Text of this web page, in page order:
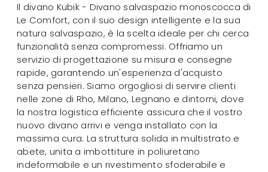
Il divano Kubik - Divano salvaspazio monoscocca di
Le Comfort, con il suo design intelligente e la sua
natura salvaspazio, è la scelta ideale per chi cerca
funzionalità senza compromessi. Offriamo un
servizio di progettazione su misura e consegne
rapide, garantendo un'esperienza d'acquisto
senza pensieri. Siamo orgogliosi di servire clienti
nelle zone di Rho, Milano, Legnano e dintorni, dove
la nostra logistica efficiente assicura che il vostro
nuovo divano arrivi e venga installato con la
massima cura. La struttura solida in multistrato e
abete, unita a imbottiture in poliuretano
indeformabile e un rivestimento sfoderabile e